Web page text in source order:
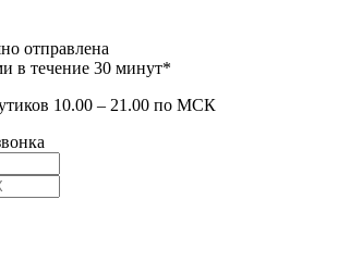
отправлена
в течение 30 минут*
10.00 – 21.00 по МСК